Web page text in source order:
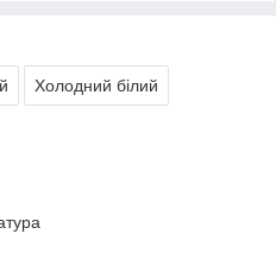
Холодний білий